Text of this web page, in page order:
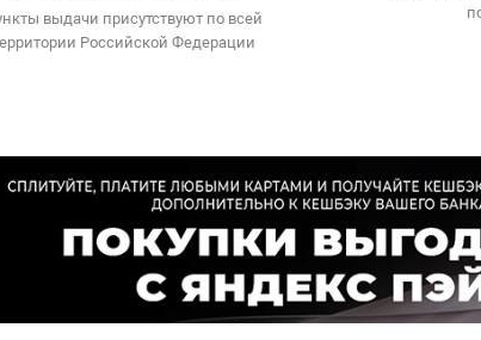
выдачи присутствуют по всей
Российской Федерации